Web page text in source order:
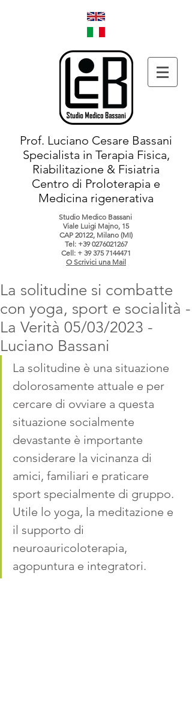
Prof. Luciano Cesare Bassani
Specialista in Terapia Fisica,
Riabilitazione & Fisiatria
Centro di Proloterapia e
Medicina rigenerativa
Studio Medico Bassani
Viale Luigi Majno, 15
CAP 20122, Milano (MI)
Tel: +39 0276021267
Cell: + 39 375 7144471
O Scrivici una Mail
La solitudine si combatte
con yoga, sport e socialità -
La Verità 05/03/2023 -
Luciano Bassani
La solitudine è una situazione
dolorosamente attuale e per
cercare di ovviare a questa
situazione socialmente
devastante è importante
considerare la vicinanza di
amici, familiari e praticare
sport specialmente di gruppo.
Utile lo yoga, la meditazione e
il supporto di
neuroauricoloterapia,
agopuntura e integratori.